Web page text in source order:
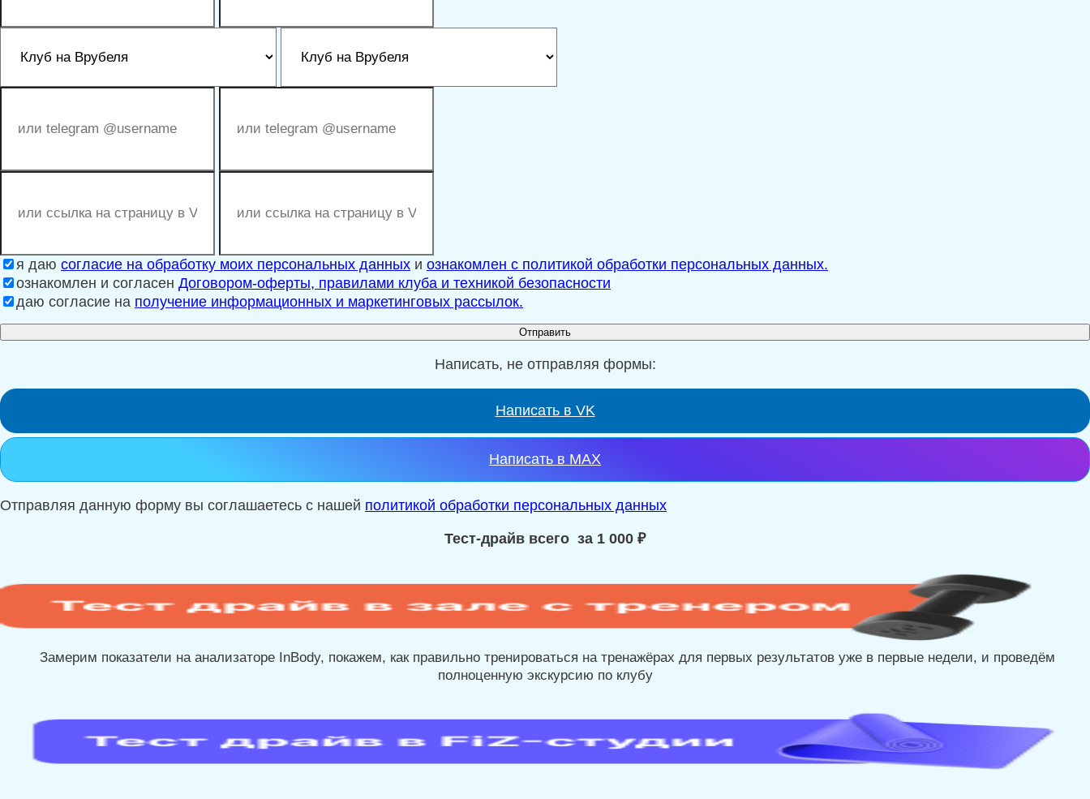
я даю согласие на обработку моих персональных данных и ознакомлен с политикой обработки персональных данных.
ознакомлен и согласен Договором-оферты, правилами клуба и техникой безопасности
даю согласие на получение информационных и маркетинговых рассылок.
Написать, не отправляя формы:
Написать в VK
Написать в MAX
Отправляя данную форму вы соглашаетесь с нашей политикой обработки персональных данных
Тест-драйв всего за 1 000 ₽
Замерим показатели на анализаторе InBody, покажем, как правильно тренироваться на тренажёрах для первых результатов уже в первые недели, и проведём
полноценную экскурсию по клубу